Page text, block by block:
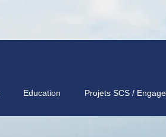
Education Projets SCS /